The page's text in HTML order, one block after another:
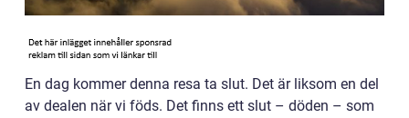
En dag kommer denna resa ta slut. Det är liksom en del
av dealen när vi föds. Det finns ett slut – döden – som